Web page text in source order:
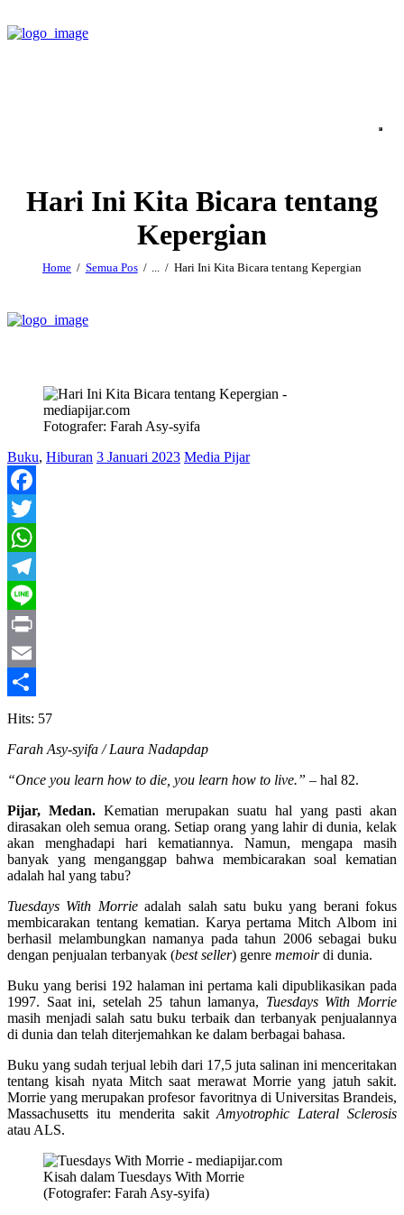
Hari Ini Kita Bicara tentang
Kepergian
Home Semua Pos ... Hari Ini Kita Bicara tentang Kepergian
Fotografer: Farah Asy-syifa
Buku, Hiburan 3 Januari 2023 Media Pijar
Facebook
Twitter
WhatsApp
Telegram
Line
Print
Email
Share
Hits: 57
Farah Asy-syifa / Laura Nadapdap
“Once you learn how to die, you learn how to live.” – hal 82.
Pijar, Medan. Kematian merupakan suatu hal yang pasti akan
dirasakan oleh semua orang. Setiap orang yang lahir di dunia, kelak
akan menghadapi hari kematiannya. Namun, mengapa masih
banyak yang menganggap bahwa membicarakan soal kematian
adalah hal yang tabu?
Tuesdays With Morrieadalah salah satu buku yang berani fokus
membicarakan tentang kematian. Karya pertama Mitch Albom ini
berhasil melambungkan namanya pada tahun 2006 sebagai buku
dengan penjualan terbanyak (best seller) genre memoirdi dunia.
Buku yang berisi 192 halaman ini pertama kali dipublikasikan pada
1997. Saat ini, setelah 25 tahun lamanya, Tuesdays With Morrie
masih menjadi salah satu buku terbaik dan terbanyak penjualannya
di dunia dan telah diterjemahkan ke dalam berbagai bahasa.
Buku yang sudah terjual lebih dari 17,5 juta salinan ini menceritakan
tentang kisah nyata Mitch saat merawat Morrie yang jatuh sakit.
Morrie yang merupakan profesor favoritnya di Universitas Brandeis,
Massachusetts itu menderita sakitAmyotrophic LateralSclerosis
atau ALS.
Kisah dalam Tuesdays With Morrie
(Fotografer: Farah Asy-syifa)